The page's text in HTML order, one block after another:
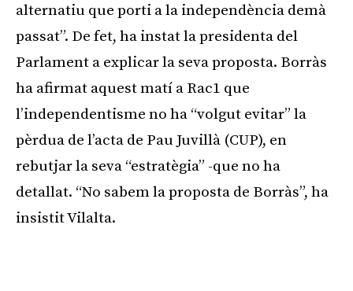
alternatiu que porti a la independència demà
passat”. De fet, ha instat la presidenta del
Parlament a explicar la seva proposta. Borràs
ha afirmat aquest matí a Rac1 que
l’independentisme no ha “volgut evitar” la
pèrdua de l’acta de Pau Juvillà (CUP), en
rebutjar la seva “estratègia” -que no ha
detallat. “No sabem la proposta de Borràs”, ha
insistit Vilalta.